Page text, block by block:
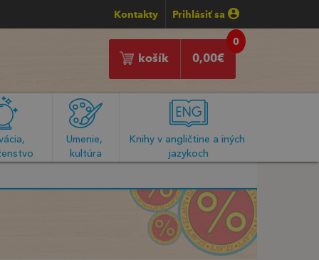
Kontakty Prihlásiť sa
0
0,00€
košík
Umenie,
kultúra
Knihy v angličtine a iných
jazykoch